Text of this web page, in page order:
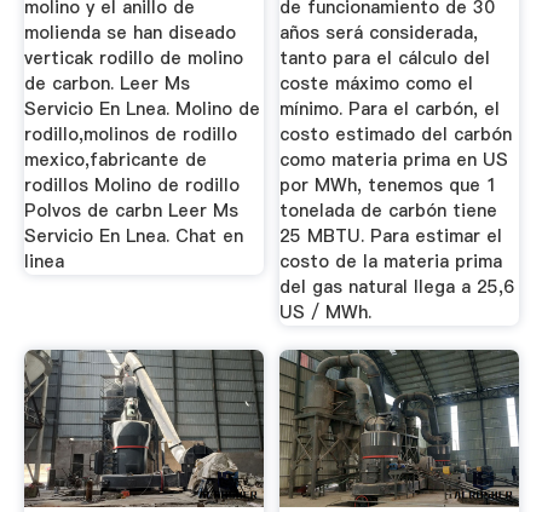
molino y el anillo de
molienda se han diseado
verticak rodillo de molino
de carbon. Leer Ms
Servicio En Lnea. Molino de
rodillo,molinos de rodillo
mexico,fabricante de
rodillos Molino de rodillo
Polvos de carbn Leer Ms
Servicio En Lnea. Chat en
linea
de funcionamiento de 30
años será considerada,
tanto para el cálculo del
coste máximo como el
mínimo. Para el carbón, el
costo estimado del carbón
como materia prima en US
por MWh, tenemos que 1
tonelada de carbón tiene
25 MBTU. Para estimar el
costo de la materia prima
del gas natural llega a 25,6
US / MWh.